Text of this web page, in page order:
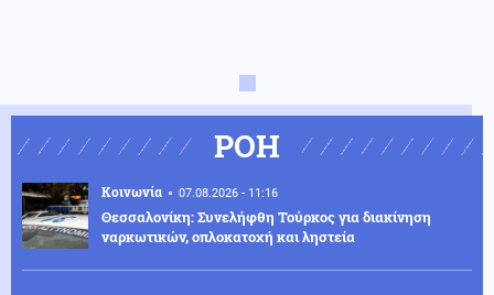
ΡΟΗ
Κοινωνία 07.08.2026 - 11:16
Θεσσαλονίκη: Συνελήφθη Τούρκος για διακίνηση
ναρκωτικών, οπλοκατοχή και ληστεία